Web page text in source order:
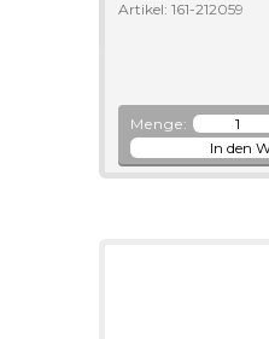
Artikel: 161-212059
Menge: